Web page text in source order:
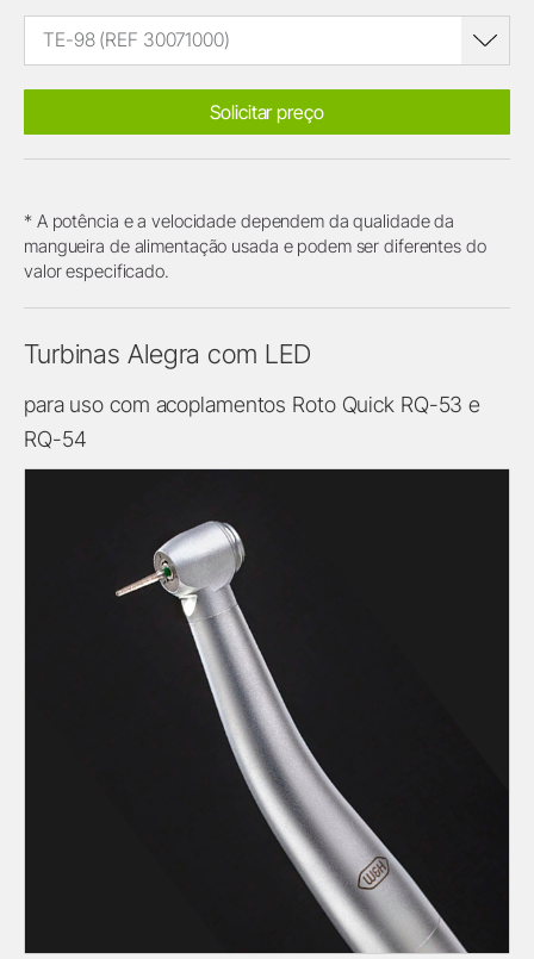
TE-98 (REF 30071000)
Solicitar preço
* A potência e a velocidade dependem da qualidade da
mangueira de alimentação usada e podem ser diferentes do
valor especificado.
Turbinas Alegra com LED
para uso com acoplamentos Roto Quick RQ-53 e
RQ-54